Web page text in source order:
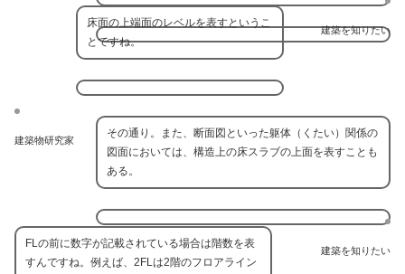
建築を知りたい
床面の上端面のレベルを表すというこ
とですね。
建築物研究家
その通り。また、断面図といった躯体（くたい）関係の
図面においては、構造上の床スラブの上面を表すことも
ある。
建築を知りたい
FLの前に数字が記載されている場合は階数を表
すんですね。例えば、2FLは2階のフロアライン